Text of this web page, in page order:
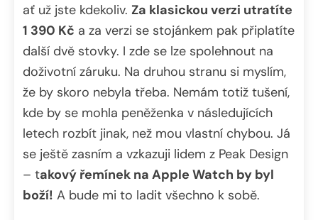
ať už jste kdekoliv. Za klasickou verzi utratíte
1 390 Kč a za verzi se stojánkem pak připlatíte
další dvě stovky. I zde se lze spolehnout na
doživotní záruku. Na druhou stranu si myslím,
že by skoro nebyla třeba. Nemám totiž tušení,
kde by se mohla peněženka v následujících
letech rozbít jinak, než mou vlastní chybou. Já
se ještě zasním a vzkazuji lidem z Peak Design
– takový řemínek na Apple Watch by byl
boží! A bude mi to ladit všechno k sobě.